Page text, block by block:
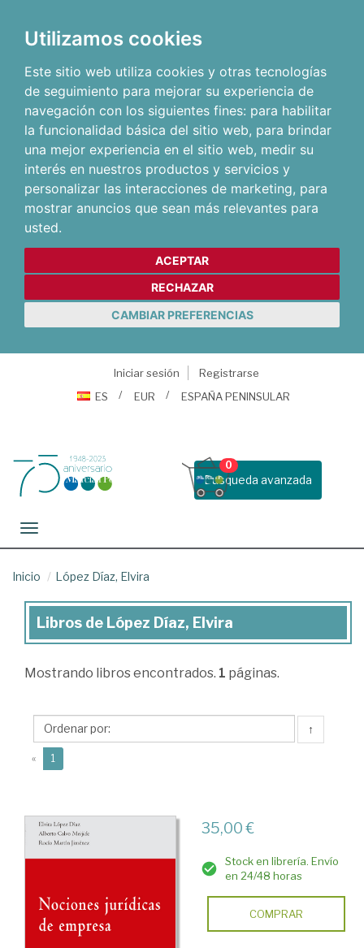
Utilizamos cookies
Este sitio web utiliza cookies y otras tecnologías
de seguimiento para mejorar su experiencia de
navegación con los siguientes fines: para habilitar
la funcionalidad básica del sitio web, para brindar
una mejor experiencia en el sitio web, medir su
interés en nuestros productos y servicios y
personalizar las interacciones de marketing, para
mostrar anuncios que sean más relevantes para
usted.
ACEPTAR
RECHAZAR
CAMBIAR PREFERENCIAS
Iniciar sesión
Registrarse
ES
EUR ESPAÑA PENINSULAR
Busqueda avanzada
0
Toggle navigation
Inicio López Díaz, Elvira
Libros
López
Elvira
Libros de López Díaz, Elvira
Mostrando libros encontrados. 1 páginas.
↑
« 1
35,00 €
Stock en librería. Envío
en 24/48 horas
COMPRAR